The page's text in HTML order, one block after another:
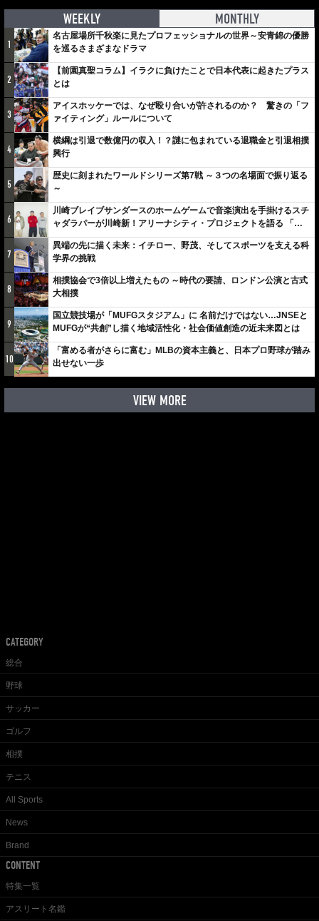
WEEKLY MONTHLY
1
名古屋場所千秋楽に見たプロフェッショナルの世界～安青錦の優勝
を巡るさまざまなドラマ
2
【前園真聖コラム】イラクに負けたことで日本代表に起きたプラス
とは
3
アイスホッケーでは、なぜ殴り合いが許されるのか？ 驚きの「フ
ァイティング」ルールについて
4
横綱は引退で数億円の収入！？謎に包まれている退職金と引退相撲
興行
5
歴史に刻まれたワールドシリーズ第7戦 ～３つの名場面で振り返る
～
6
川崎ブレイブサンダースのホームゲームで音楽演出を手掛けるスチ
ャダラパーが川崎新！アリーナシティ・プロジェクトを語る 「楽
しみでしかないでしょ。川崎は、ずっと成長曲線だから」
7
異端の先に描く未来：イチロー、野茂、そしてスポーツを支える科
学界の挑戦
8
相撲協会で3倍以上増えたもの ～時代の要請、ロンドン公演と古式
大相撲
9
国立競技場が「MUFGスタジアム」に 名前だけではない…JNSEと
MUFGが“共創”し描く地域活性化・社会価値創造の近未来図とは
10
「富める者がさらに富む」MLBの資本主義と、日本プロ野球が踏み
出せない一歩
VIEW MORE
CATEGORY
総合
野球
サッカー
ゴルフ
相撲
テニス
All Sports
News
Brand
CONTENT
特集一覧
アスリート名鑑